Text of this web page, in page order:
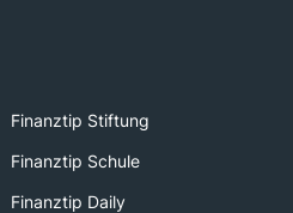
Finanztip Stiftung
Finanztip Schule
Finanztip Daily